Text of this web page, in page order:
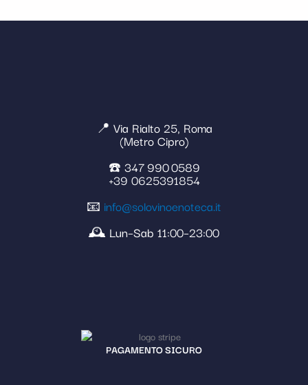
📍 Via Rialto 25, Roma
(Metro Cipro)
☎️ 347 990 0589
+39 0625391854
📧 info@solovinoenoteca.it
🕰️ Lun–Sab 11:00–23:00
PAGAMENTO SICURO